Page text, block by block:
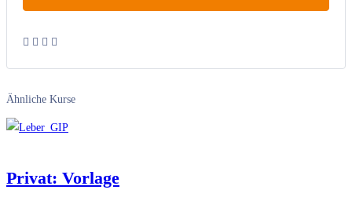
Ähnliche Kurse
Privat: Vorlage